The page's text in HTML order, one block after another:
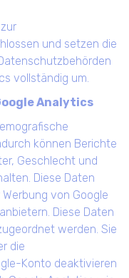
und setzen die
vollständig um.
Analytics
können Berichte
Geschlecht und
Diese Daten
von Google
Diese Daten
werden. Sie
die
Konto deaktivieren